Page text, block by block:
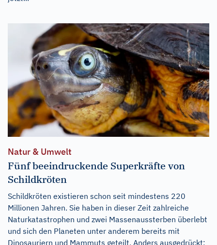
Natur & Umwelt
Fünf beeindruckende Superkräfte von
Schildkröten
Schildkröten existieren schon seit mindestens 220
Millionen Jahren. Sie haben in dieser Zeit zahlreiche
Naturkatastrophen und zwei Massenaussterben überlebt
und sich den Planeten unter anderem bereits mit
Dinosauriern und Mammuts geteilt. Anders ausgedrückt: